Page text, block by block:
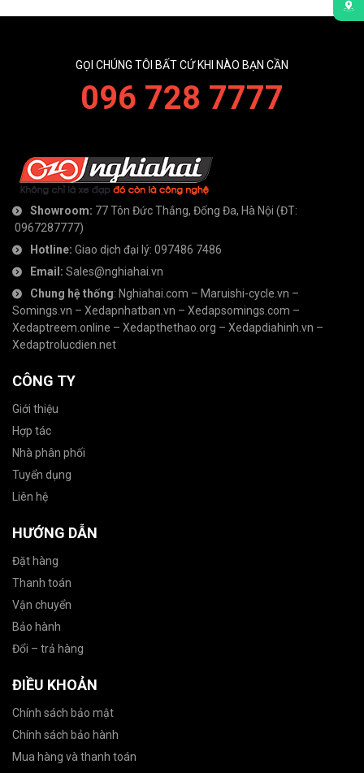
GỌI CHÚNG TÔI BẤT CỨ KHI NÀO BẠN CẦN
096 728 7777
Showroom: 77 Tôn Đức Thắng, Đống Đa, Hà Nội (ĐT:
0967287777)
Hotline: Giao dịch đại lý: 097486 7486
Email: Sales@nghiahai.vn
Chung hệ thống: Nghiahai.com – Maruishi-cycle.vn –
Somings.vn – Xedapnhatban.vn – Xedapsomings.com –
Xedaptreem.online – Xedapthethao.org – Xedapdiahinh.vn –
Xedaptrolucdien.net
CÔNG TY
Giới thiệu
Hợp tác
Nhà phân phối
Tuyển dụng
Liên hệ
HƯỚNG DẪN
Đặt hàng
Thanh toán
Vận chuyển
Bảo hành
Đổi – trả hàng
ĐIỀU KHOẢN
Chính sách bảo mật
Chính sách bảo hành
Mua hàng và thanh toán